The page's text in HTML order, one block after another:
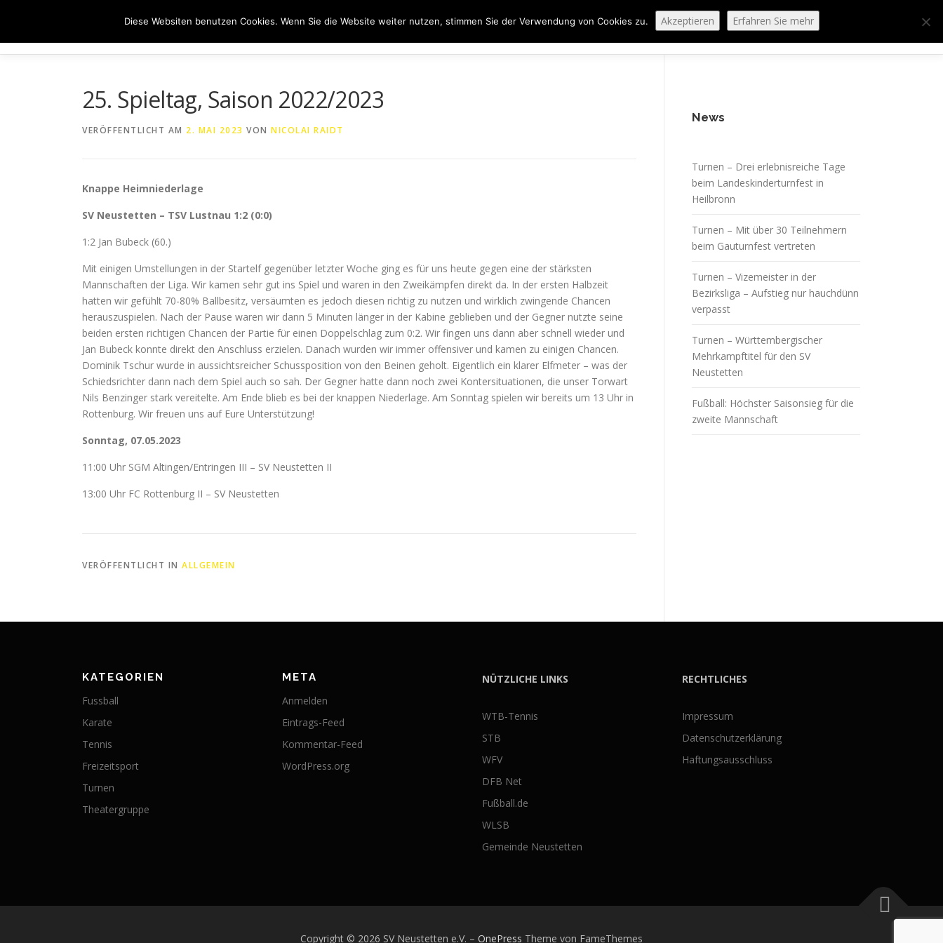
springen
HOME ÜBER UNS 50 JAHRE SVN KONTAKT NEWS SPONSORING SPORTHEIM „LA CASA“
25. Spieltag, Saison 2022/2023
VERÖFFENTLICHT AM 2. MAI 2023 VON NICOLAI RAIDT
Knappe Heimniederlage
SV Neustetten – TSV Lustnau 1:2 (0:0)
1:2 Jan Bubeck (60.)
Mit einigen Umstellungen in der Startelf gegenüber letzter Woche ging es für uns heute gegen eine der stärksten
Mannschaften der Liga. Wir kamen sehr gut ins Spiel und waren in den Zweikämpfen direkt da. In der ersten Halbzeit
hatten wir gefühlt 70-80% Ballbesitz, versäumten es jedoch diesen richtig zu nutzen und wirklich zwingende Chancen
herauszuspielen. Nach der Pause waren wir dann 5 Minuten länger in der Kabine geblieben und der Gegner nutzte seine
beiden ersten richtigen Chancen der Partie für einen Doppelschlag zum 0:2. Wir fingen uns dann aber schnell wieder und
Jan Bubeck konnte direkt den Anschluss erzielen. Danach wurden wir immer offensiver und kamen zu einigen Chancen.
Dominik Tschur wurde in aussichtsreicher Schussposition von den Beinen geholt. Eigentlich ein klarer Elfmeter – was der
Schiedsrichter dann nach dem Spiel auch so sah. Der Gegner hatte dann noch zwei Kontersituationen, die unser Torwart
Nils Benzinger stark vereitelte. Am Ende blieb es bei der knappen Niederlage. Am Sonntag spielen wir bereits um 13 Uhr in
Rottenburg. Wir freuen uns auf Eure Unterstützung!
Sonntag, 07.05.2023
11:00 Uhr SGM Altingen/Entringen III – SV Neustetten II
13:00 Uhr FC Rottenburg II – SV Neustetten
VERÖFFENTLICHT IN ALLGEMEIN
News
Turnen – Drei erlebnisreiche Tage
beim Landeskinderturnfest in
Heilbronn
Turnen – Mit über 30 Teilnehmern
beim Gauturnfest vertreten
Turnen – Vizemeister in der
Bezirksliga – Aufstieg nur hauchdünn
verpasst
Turnen – Württembergischer
Mehrkampftitel für den SV
Neustetten
Fußball: Höchster Saisonsieg für die
zweite Mannschaft
KATEGORIEN
Fussball
Karate
Tennis
Freizeitsport
Turnen
Theatergruppe
META
Anmelden
Eintrags-Feed
Kommentar-Feed
WordPress.org
NÜTZLICHE LINKS
WTB-Tennis
STB
WFV
DFB Net
Fußball.de
WLSB
Gemeinde Neustetten
RECHTLICHES
Impressum
Datenschutzerklärung
Haftungsausschluss
Copyright © 2026 SV Neustetten e.V. – OnePress Theme von FameThemes
Diese Websiten benutzen Cookies. Wenn Sie die Website weiter nutzen, stimmen Sie der Verwendung von Cookies zu. Akzeptieren Erfahren Sie mehr